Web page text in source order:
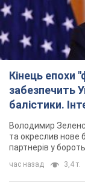
Кінець епохи
забезпечить
балістики.
Володимир
та окреслив нове
партнерів у
час назад 3,4 т.